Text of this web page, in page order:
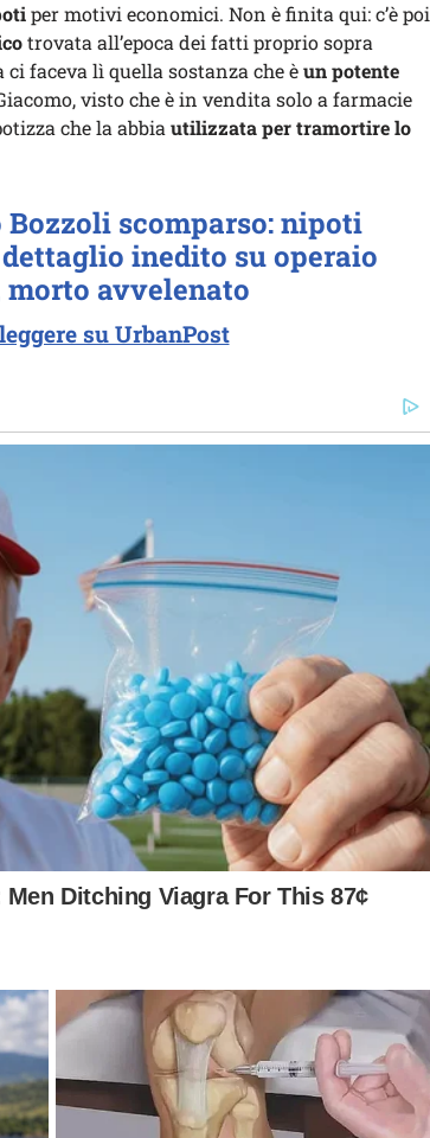
per motivi economici. Non è finita qui: c’è poi
trovata all’epoca dei fatti proprio sopra
ci faceva lì quella sostanza che èun potente
visto che è in vendita solo a farmacie
che la abbia utilizzata per tramortire lo
scomparso: nipoti
inedito su operaio
avvelenato
su UrbanPost